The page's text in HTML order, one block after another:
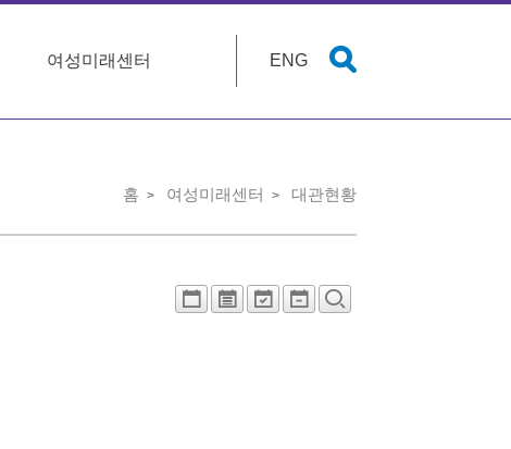
여성미래센터 ENG
홈 여성미래센터 대관현황